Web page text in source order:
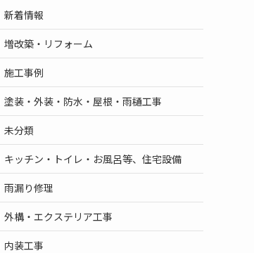
新着情報
増改築・リフォーム
施工事例
塗装・外装・防水・屋根・雨樋工事
未分類
キッチン・トイレ・お風呂等、住宅設備
雨漏り修理
外構・エクステリア工事
内装工事